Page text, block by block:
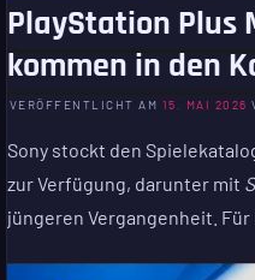
PlayStation Plus
kommen in den
VERÖFFENTLICHT AM 15. MAI 2026
Sony stockt den
zur Verfügung, darunter mit
jüngeren Vergangenheit.